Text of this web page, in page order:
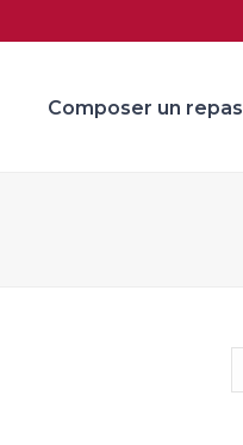
Composer un repas